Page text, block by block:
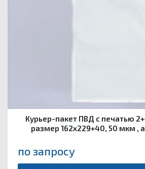
Курьер-пакет ПВД с печатью
размер 162х229+40, 50 мкм ,
по запросу